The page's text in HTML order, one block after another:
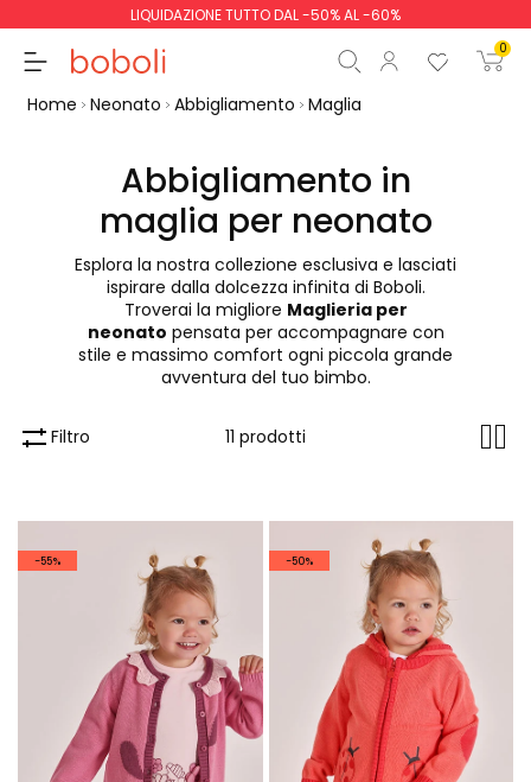
LIQUIDAZIONE TUTTO DAL -50% AL -60%
0
Totale parziale
Totale 0,00 €
Continua Inizio ordine
Home Neonato Abbigliamento Maglia
Abbigliamento in
maglia per neonato
Esplora la nostra collezione esclusiva e lasciati
ispirare dalla dolcezza infinita di Boboli.
Troverai la migliore Maglieria per
neonato pensata per accompagnare con
stile e massimo comfort ogni piccola grande
avventura del tuo bimbo.
Filtro 11 prodotti
-55% -50%